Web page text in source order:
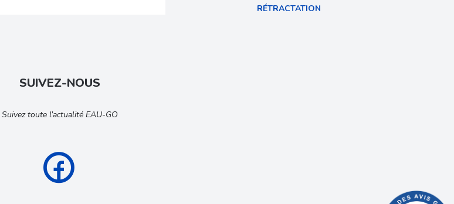
RÉTRACTATION
SUIVEZ-NOUS
Suivez toute l’actualité EAU-GO